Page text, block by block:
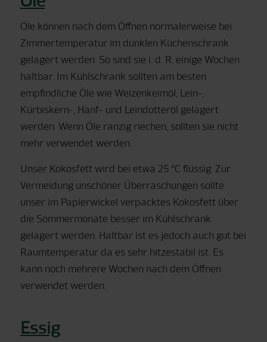
Öle können nach dem Öffnen normalerweise bei
Zimmertemperatur im dunklen Küchenschrank
gelagert werden. So sind sie i. d. R. einige Wochen
haltbar. Im Kühlschrank sollten am besten
empfindliche Öle wie Weizenkeimöl, Lein-,
Kürbiskern-, Hanf- und Leindotteröl gelagert
werden. Wenn Öle ranzig riechen, sollten sie nicht
mehr verwendet werden.
Unser Kokosfett wird bei etwa 25 °C flüssig. Zur
Vermeidung unschöner Überraschungen sollte
unser im Papierwickel verpacktes Kokosfett über
die Sommermonate besser im Kühlschrank
gelagert werden. Haltbar ist es jedoch auch gut bei
Raumtemperatur da es sehr hitzestabil ist. Es
kann noch mehrere Wochen nach dem Öffnen
verwendet werden.
Essig